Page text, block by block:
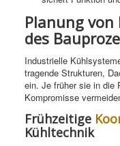
Planung
des
Industrielle
tragende Strukturen,
ein. Je früher sie in die
Kompromisse
Frühzeitige
Kühltechnik